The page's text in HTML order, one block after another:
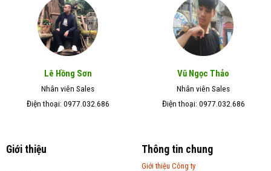
Lê Hồng Sơn
Nhân viên Sales
Điện thoại: 0977.032.686
Vũ Ngọc Thảo
Nhân viên Sales
Điện thoại: 0977.032.686
Giới thiệu Thông tin chung
Giới thiệu Công ty